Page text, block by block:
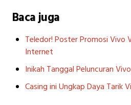
Baca juga
Teledor! Poster Promosi Vivo
Internet
Inikah Tanggal Peluncuran
Casing ini Ungkap Daya Tarik